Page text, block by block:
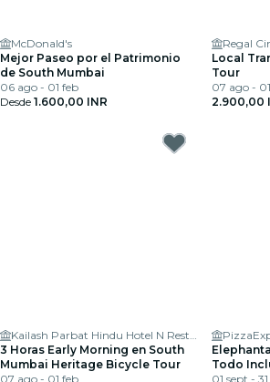
McDonald's
Mejor Paseo por el Patrimonio
de South Mumbai
06 ago - 01 feb
Desde 1.600,00 INR
Regal
Local
Tour
07 ago -
2.900,00
Kailash Parbat Hindu Hotel N Restaurants
3 Horas Early Morning en South
Mumbai Heritage Bicycle Tour
07 ago - 01 feb
Todo
01 sept -